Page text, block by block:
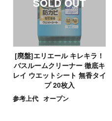
[廃盤]エリエール キレキラ！
バスルームクリーナー 徹底キ
レイ ウエットシート 無香タイ
プ 20枚入
参考上代 オープン